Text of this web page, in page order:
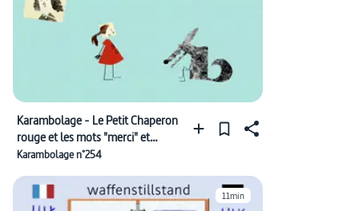
Karambolage - Le Petit Chaperon
rouge et les mots "merci" et
"Danke"
Karambolage n°254
11min